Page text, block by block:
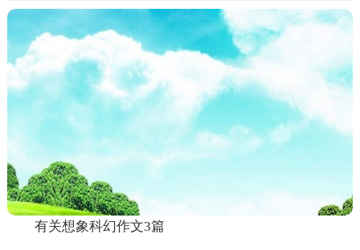
有关想象科幻作文3篇